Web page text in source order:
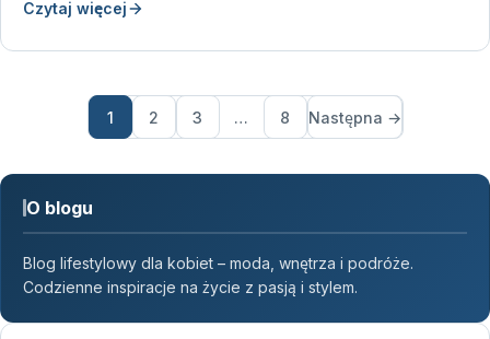
Czytaj więcej
1 2 3 … 8 Następna →
O blogu
Blog lifestylowy dla kobiet – moda, wnętrza i podróże.
Codzienne inspiracje na życie z pasją i stylem.